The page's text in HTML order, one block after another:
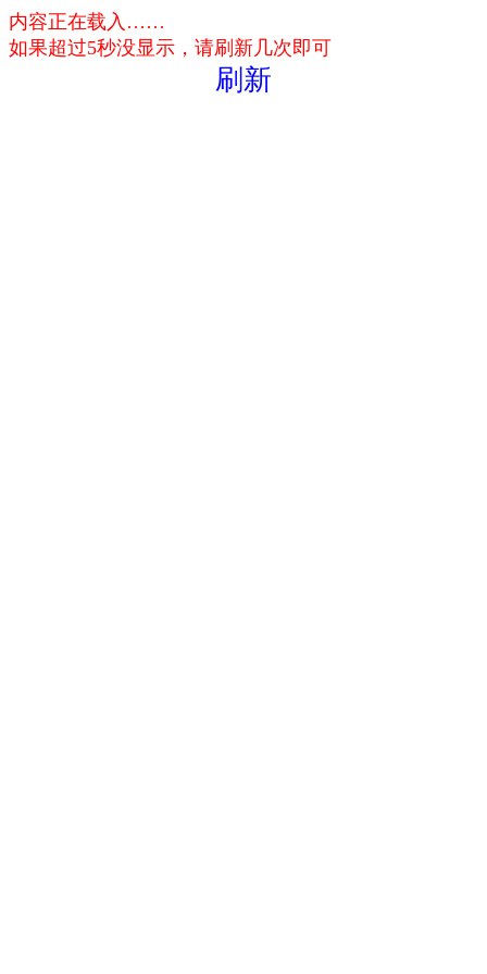
内容正在载入……
如果超过5秒没显示，请刷新几次即可
刷新